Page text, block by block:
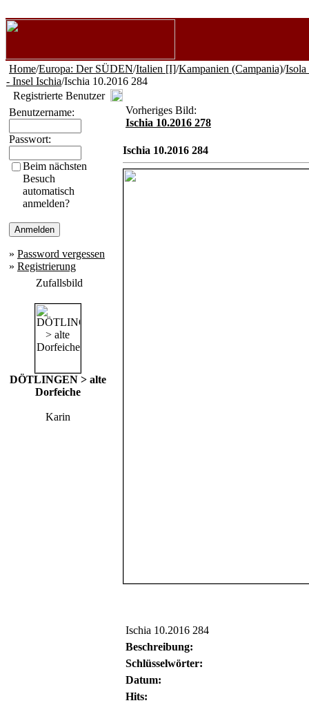
Home/Europa: Der SÜDEN/Italien [I]/Kampanien (Campania)/Isola
- Insel Ischia/Ischia 10.2016 284
Registrierte Benutzer
Benutzername:
Passwort:
Beim nächsten
Besuch
automatisch
anmelden?
» Password vergessen
» Registrierung
Zufallsbild
DÖTLINGEN > alte
Dorfeiche
Karin
Vorheriges Bild:
Ischia 10.2016 278
Ischia 10.2016 284
Ischia 10.2016 284
Beschreibung:
Schlüsselwörter:
Datum:
Hits: